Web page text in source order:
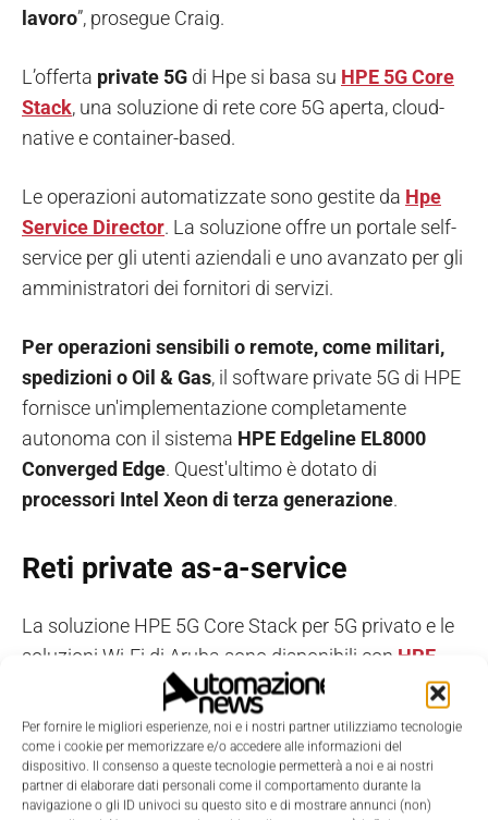
Per fornire le migliori esperienze, noi e i nostri partner utilizziamo tecnologie
come i cookie per memorizzare e/o accedere alle informazioni del
dispositivo. Il consenso a queste tecnologie permetterà a noi e ai nostri
partner di elaborare dati personali come il comportamento durante la
navigazione o gli ID univoci su questo sito e di mostrare annunci (non)
lavoro”, prosegue Craig.
L’offerta private 5G di Hpe si basa su HPE 5G Core
Stack, una soluzione di rete core 5G aperta, cloud-
native e container-based.
Le operazioni automatizzate sono gestite da Hpe
Service Director. La soluzione offre un portale self-
service per gli utenti aziendali e uno avanzato per gli
amministratori dei fornitori di servizi.
Per operazioni sensibili o remote, come militari,
spedizioni o Oil & Gas, il software private 5G di HPE
fornisce un'implementazione completamente
autonoma con il sistema HPE Edgeline EL8000
Converged Edge. Quest'ultimo è dotato di
processori Intel Xeon di terza generazione.
Reti private as-a-service
La soluzione HPE 5G Core Stack per 5G privato e le
soluzioni Wi-Fi di Aruba sono disponibili con HPE
HPE GreenLake consente ai fornitori di servizi di
comunicazione e aisystem integratordioffrire reti
private as-a-service. In questa ottica si segnala il